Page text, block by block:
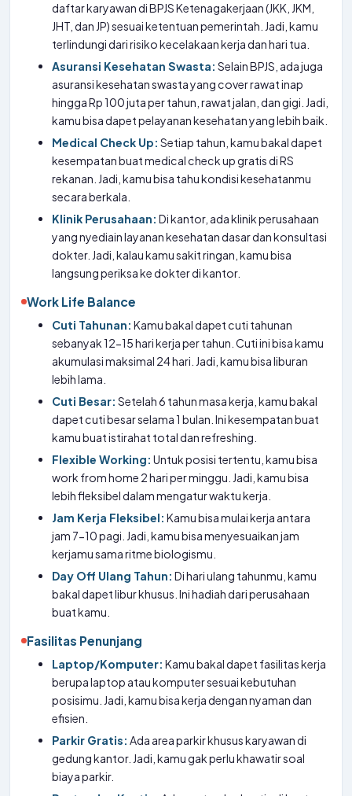
daftar karyawan di BPJS Ketenagakerjaan (JKK, JKM,
JHT, dan JP) sesuai ketentuan pemerintah. Jadi, kamu
terlindungi dari risiko kecelakaan kerja dan hari tua.
Asuransi Kesehatan Swasta: Selain BPJS, ada juga
asuransi kesehatan swasta yang cover rawat inap
hingga Rp 100 juta per tahun, rawat jalan, dan gigi. Jadi,
kamu bisa dapet pelayanan kesehatan yang lebih baik.
Medical Check Up: Setiap tahun, kamu bakal dapet
kesempatan buat medical check up gratis di RS
rekanan. Jadi, kamu bisa tahu kondisi kesehatanmu
secara berkala.
Klinik Perusahaan: Di kantor, ada klinik perusahaan
yang nyediain layanan kesehatan dasar dan konsultasi
dokter. Jadi, kalau kamu sakit ringan, kamu bisa
langsung periksa ke dokter di kantor.
Work Life Balance
Cuti Tahunan: Kamu bakal dapet cuti tahunan
sebanyak 12-15 hari kerja per tahun. Cuti ini bisa kamu
akumulasi maksimal 24 hari. Jadi, kamu bisa liburan
lebih lama.
Cuti Besar: Setelah 6 tahun masa kerja, kamu bakal
dapet cuti besar selama 1 bulan. Ini kesempatan buat
kamu buat istirahat total dan refreshing.
Flexible Working: Untuk posisi tertentu, kamu bisa
work from home 2 hari per minggu. Jadi, kamu bisa
lebih fleksibel dalam mengatur waktu kerja.
Jam Kerja Fleksibel: Kamu bisa mulai kerja antara
jam 7-10 pagi. Jadi, kamu bisa menyesuaikan jam
kerjamu sama ritme biologismu.
Day Off Ulang Tahun: Di hari ulang tahunmu, kamu
bakal dapet libur khusus. Ini hadiah dari perusahaan
buat kamu.
Fasilitas Penunjang
Laptop/Komputer: Kamu bakal dapet fasilitas kerja
berupa laptop atau komputer sesuai kebutuhan
posisimu. Jadi, kamu bisa kerja dengan nyaman dan
efisien.
Parkir Gratis: Ada area parkir khusus karyawan di
gedung kantor. Jadi, kamu gak perlu khawatir soal
biaya parkir.